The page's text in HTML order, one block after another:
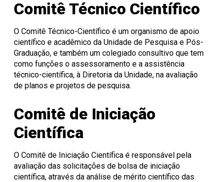
Comitê Técnico Científico
O Comitê Técnico-Científico é um organismo de apoio
científico e acadêmico da Unidade de Pesquisa e Pós-
Graduação, e também um colegiado consultivo que tem
como funções o assessoramento e a assistência
técnico-científica, à Diretoria da Unidade, na avaliação
de planos e projetos de pesquisa.
Comitê de Iniciação
Científica
O Comitê de Iniciação Científica é responsável pela
avaliação das solicitações de bolsa de iniciação
científica, através da análise de mérito científico das